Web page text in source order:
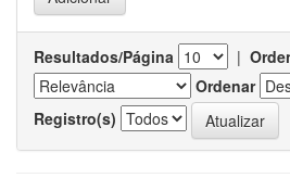
Resultados/Página |
Ordenar
Registro(s)